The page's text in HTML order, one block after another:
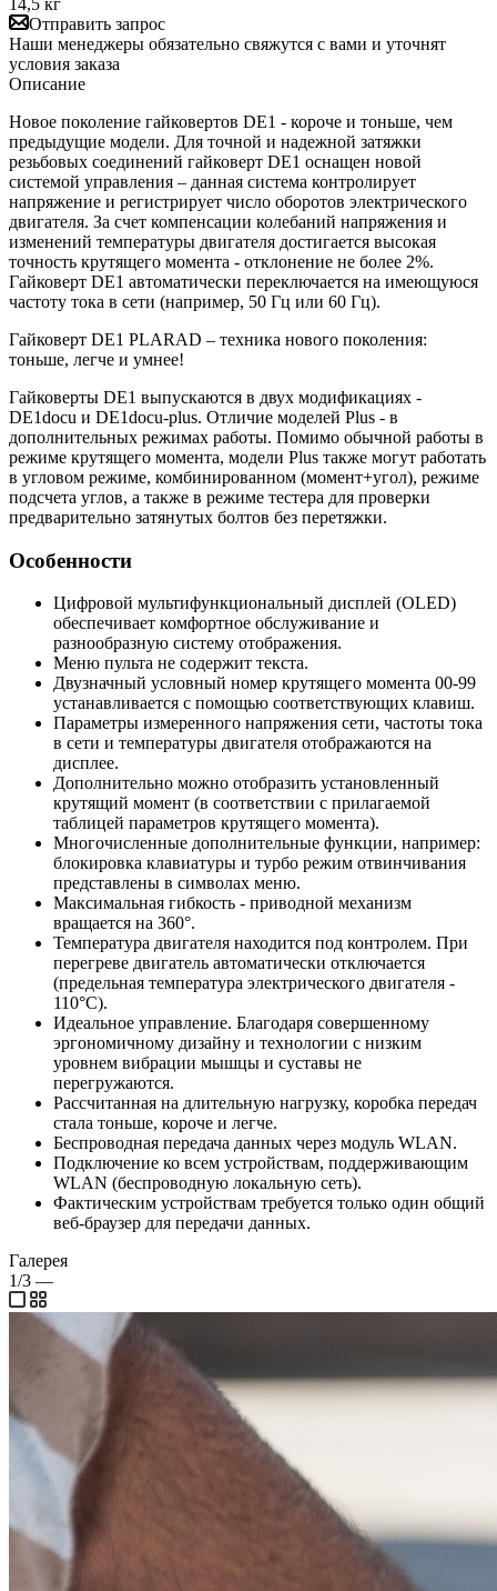
Отправить запрос
Наши менеджеры обязательно свяжутся с вами и уточнят
условия заказа
Описание
Новое поколение гайковертов DE1 - короче и тоньше, чем
предыдущие модели. Для точной и надежной затяжки
резьбовых соединений гайковерт DE1 оснащен новой
системой управления – данная система контролирует
напряжение и регистрирует число оборотов электрического
двигателя. За счет компенсации колебаний напряжения и
изменений температуры двигателя достигается высокая
точность крутящего момента - отклонение не более 2%.
Гайковерт DE1 автоматически переключается на имеющуюся
частоту тока в сети (например, 50 Гц или 60 Гц).
Гайковерт DE1 PLARAD – техника нового поколения:
тоньше, легче и умнее!
Гайковерты DE1 выпускаются в двух модификациях -
DE1docu и DE1docu-plus. Отличие моделей Plus - в
дополнительных режимах работы. Помимо обычной работы в
режиме крутящего момента, модели Plus также могут работать
в угловом режиме, комбинированном (момент+угол), режиме
подсчета углов, а также в режиме тестера для проверки
предварительно затянутых болтов без перетяжки.
Особенности
Цифровой мультифункциональный дисплей (ОLED)
обеспечивает комфортное обслуживание и
разнообразную систему отображения.
Меню пульта не содержит текста.
Двузначный условный номер крутящего момента 00-99
устанавливается с помощью соответствующих клавиш.
Параметры измеренного напряжения сети, частоты тока
в сети и температуры двигателя отображаются на
дисплее.
Дополнительно можно отобразить установленный
крутящий момент (в соответствии с прилагаемой
таблицей параметров крутящего момента).
Многочисленные дополнительные функции, например:
блокировка клавиатуры и турбо режим отвинчивания
представлены в символах меню.
Максимальная гибкость - приводной механизм
вращается на 360°.
Температура двигателя находится под контролем. При
перегреве двигатель автоматически отключается
(предельная температура электрического двигателя -
110°C).
Идеальное управление. Благодаря совершенному
эргономичному дизайну и технологии с низким
уровнем вибрации мышцы и суставы не
перегружаются.
Рассчитанная на длительную нагрузку, коробка передач
стала тоньше, короче и легче.
Беспроводная передача данных через модуль WLAN.
Подключение ко всем устройствам, поддерживающим
WLAN (беспроводную локальную сеть).
Фактическим устройствам требуется только один общий
веб-браузер для передачи данных.
Галерея
1/3 —